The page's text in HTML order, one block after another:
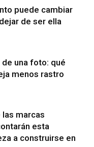
puede cambiar
de ser ella
una foto: qué
menos rastro
las marcas
esta
a construirse en